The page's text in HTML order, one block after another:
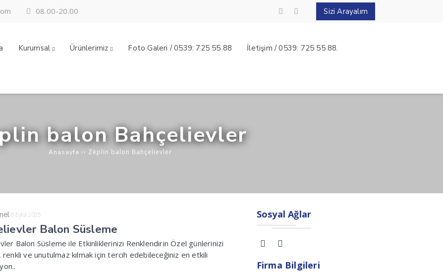
08.00-20.00 Sizi Arayalım
Kurumsal Ürünlerimiz Foto Galeri / 0539: 725 55 88 İletişim / 0539: 725 55 88.
balon Bahçelievler
Anasayfa ›› Zeplin balon Bahçelievler
8 Eylül 2025
Balon Süsleme
Balon Süsleme ile Etkinliklerinizi Renklendirin Özel günlerinizi
renkli ve unutulmaz kılmak için tercih edebileceğiniz en etkili
Sosyal Ağlar
Firma Bilgileri